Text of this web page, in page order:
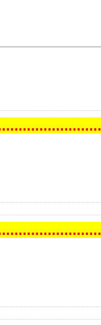
........................
........................